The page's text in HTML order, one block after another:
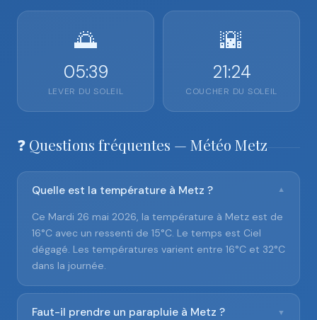
🌅
05:39
LEVER DU SOLEIL
🌇
21:24
COUCHER DU SOLEIL
❓ Questions fréquentes — Météo Metz
Quelle est la température à Metz ? ▼
Ce Mardi 26 mai 2026, la température à Metz est de
16°C avec un ressenti de 15°C. Le temps est Ciel
dégagé. Les températures varient entre 16°C et 32°C
dans la journée.
Faut-il prendre un parapluie à Metz ? ▼